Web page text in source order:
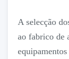
A selecção
ao fabrico de